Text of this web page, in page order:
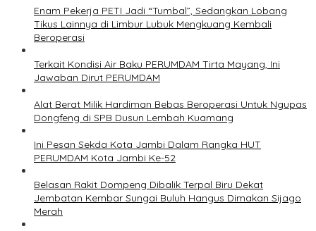
Enam Pekerja PETI Jadi “Tumbal”, Sedangkan Lobang
Tikus Lainnya di Limbur Lubuk Mengkuang Kembali
Beroperasi
Terkait Kondisi Air Baku PERUMDAM Tirta Mayang, Ini
Jawaban Dirut PERUMDAM
Alat Berat Milik Hardiman Bebas Beroperasi Untuk Ngupas
Dongfeng di SPB Dusun Lembah Kuamang
Ini Pesan Sekda Kota Jambi Dalam Rangka HUT
PERUMDAM Kota Jambi Ke-52
Belasan Rakit Dompeng Dibalik Terpal Biru Dekat
Jembatan Kembar Sungai Buluh Hangus Dimakan Sijago
Merah